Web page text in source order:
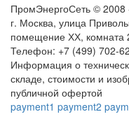
ПромЭнергоСеть ©
г. Москва, улица
помещение ХХ, комната
Телефон: +7 (499) 702-
Информация о
складе, стоимости и
публичной офертой
payment1 payment2